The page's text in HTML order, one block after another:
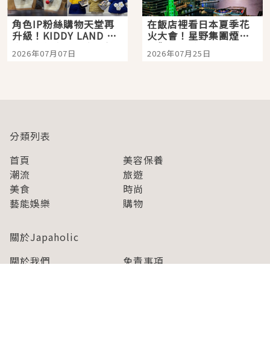
角色IP粉絲購物天堂再
升級！KIDDY LAND 原
宿店吉伊卡哇迎客，新
開幕 OMOKADO 店3分
2026年07月07日
在飯店裡看日本夏季花
火大會！星野集團煙火
景觀飯店6選，讓你不用
人擠人悠閒欣賞
2026年07月25日
分類列表
首頁
美容保養
潮流
旅遊
美食
時尚
藝能娛樂
購物
關於Japaholic
關於我們
免責事項